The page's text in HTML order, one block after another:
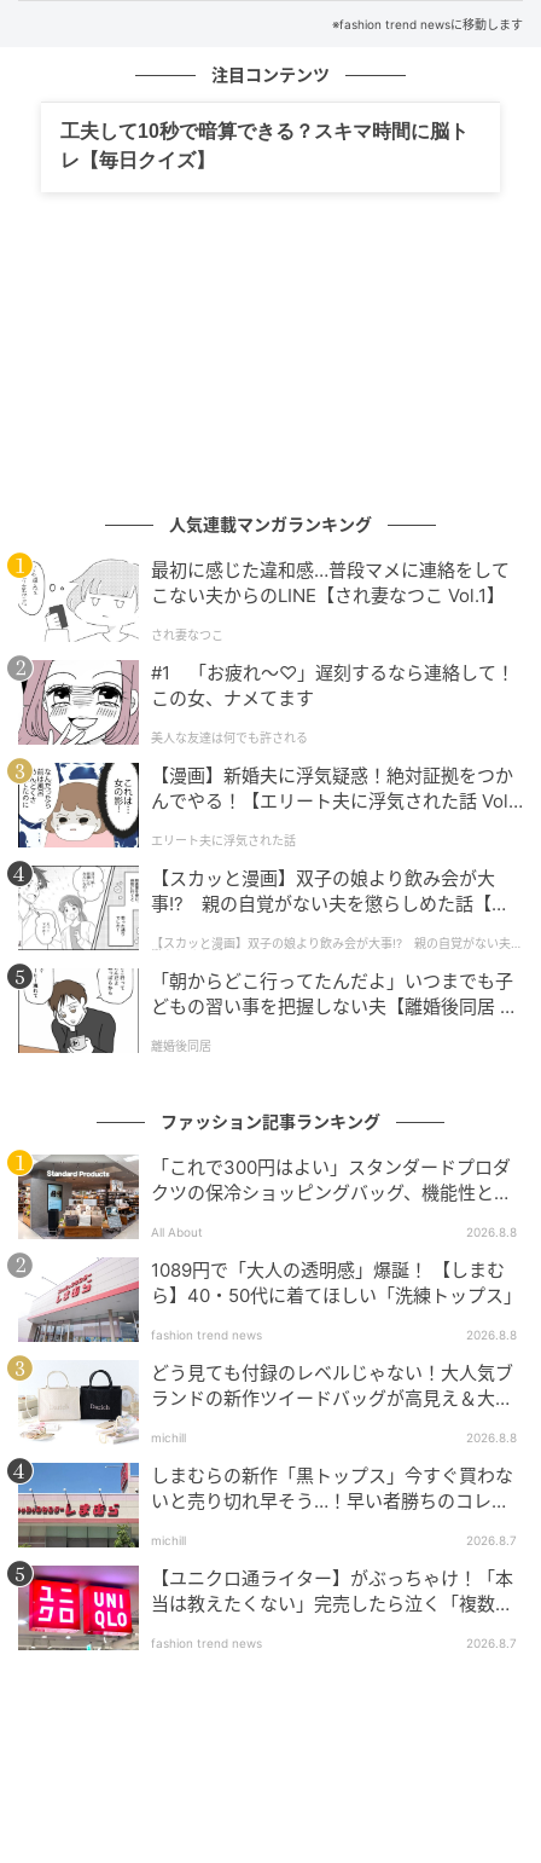
半袖やタンクトップ、シャツなどを合わせた、レイヤ
ードコーデを楽しめるキャミソール。アジャスター付
きでフィット感を調整可能。その日の気温に合わせて
レイヤードするアイテムを選べるので、季節の変わり
目に活躍してくれます。ギャザーを寄せたフレアシル
エットがフェミニンなムードを演出。華奢なストラッ
プとシャープなVネックデザインで、甘さ控えめに大人
っぽく着こなせそうです。
※すべての商品情報・画像はユニクロ出典です。
※記事内の情報は執筆時のものになります。価格変更
や、販売終了の可能性もございます。最新の商品情報
は各お店・ブランドなどにご確認くださいませ。
writer：伊村 真奈
ファッション記事執筆をメインに、FTN草創期からラ
イターとして活動。自身も洋服をこよなく愛し、誰で
もが気軽にオシャレを楽しめる記事コンテンツ制作に
ーチ & 収集。FTNを中心に執筆中。
元記事で読む
次の記事
「昭和っぽい穿き方」もう卒業！【GUジーン
ズ】を使った「40・50代向けコーデ」
の記事をもっとみる
※fashion trend newsに移動します
注目コンテンツ
工夫して10秒で暗算できる？スキマ時間に脳ト
レ【毎日クイズ】
人気連載マンガランキング
最初に感じた違和感…普段マメに連絡をして
こない夫からのLINE【され妻なつこ Vol.1】
され妻なつこ
#1 「お疲れ〜♡」遅刻するなら連絡して！
この女、ナメてます
美人な友達は何でも許される
【漫画】新婚夫に浮気疑惑！絶対証拠をつか
んでやる！【エリート夫に浮気された話 Vol.
エリート夫に浮気された話
【スカッと漫画】双子の娘より飲み会が大
事!? 親の自覚がない夫を懲らしめた話【第1
【スカッと漫画】双子の娘より飲み会が大事!? 親の自覚がない夫を
懲らしめた話
「朝からどこ行ってたんだよ」いつまでも子
どもの習い事を把握しない夫【離婚後同居 Vo
離婚後同居
ファッション記事ランキング
「これで300円はよい」スタンダードプロダ
クツの保冷ショッピングバッグ、機能性とデ
All About 2026.8.8
1089円で「大人の透明感」爆誕！ 【しまむ
ら】40・50代に着てほしい「洗練トップス」
fashion trend news 2026.8.8
どう見ても付録のレベルじゃない！大人気ブ
ランドの新作ツイードバッグが高見え＆大容
michill 2026.8.8
しまむらの新作「黒トップス」今すぐ買わな
いと売り切れ早そう…！早い者勝ちのコレ買
michill 2026.8.7
【ユニクロ通ライター】がぶっちゃけ！「本
当は教えたくない」完売したら泣く「複数買
fashion trend news 2026.8.7